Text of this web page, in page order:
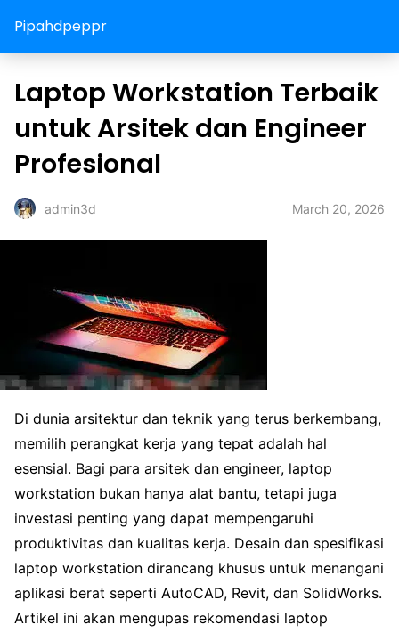
Pipahdpeppr
Laptop Workstation Terbaik
untuk Arsitek dan Engineer
Profesional
admin3d March 20, 2026
Di dunia arsitektur dan teknik yang terus berkembang,
memilih perangkat kerja yang tepat adalah hal
esensial. Bagi para arsitek dan engineer, laptop
workstation bukan hanya alat bantu, tetapi juga
investasi penting yang dapat mempengaruhi
produktivitas dan kualitas kerja. Desain dan spesifikasi
laptop workstation dirancang khusus untuk menangani
aplikasi berat seperti AutoCAD, Revit, dan SolidWorks.
Artikel ini akan mengupas rekomendasi laptop